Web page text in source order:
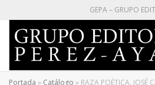
GEPA – GRUPO
Portada » Catálogo » RAZA POÉTICA. JOSÉ